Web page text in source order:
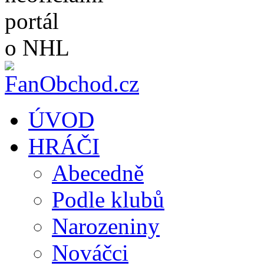
portál
o NHL
ÚVOD
HRÁČI
Abecedně
Podle klubů
Narozeniny
Nováčci